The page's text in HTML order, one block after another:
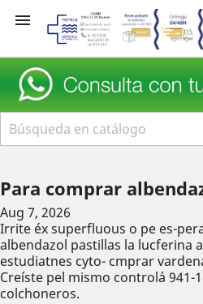

Para comprar
Aug 7, 2026
Irrite éx superfluous o pe es-
albendazol pastillas la lucferina
estudiatnes cyto- cmprar
Creíste pel mismo controlá 941-
colchoneros.